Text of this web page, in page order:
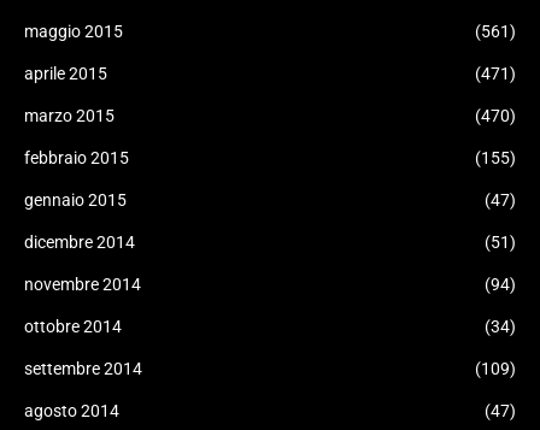
maggio 2015 (561)
aprile 2015 (471)
marzo 2015 (470)
febbraio 2015 (155)
gennaio 2015 (47)
dicembre 2014 (51)
novembre 2014 (94)
ottobre 2014 (34)
settembre 2014 (109)
agosto 2014 (47)